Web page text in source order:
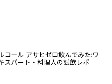
コール アサヒゼロ飲んでみた:ワ
スパート・料理人の試飲レポ